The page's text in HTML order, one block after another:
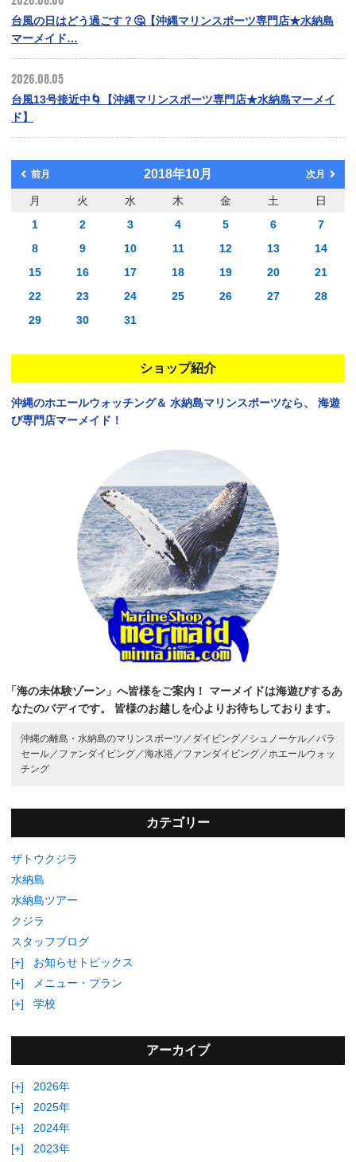
台風の日はどう過ごす？🤔【沖縄マリンスポーツ専門店★水納島
マーメイド…
2026.08.05
台風13号接近中🌀【沖縄マリンスポーツ専門店★水納島マーメイ
ド】
前月 2018年10月 次月
月 火 水 木 金 土
日
1
2 3 4 5 6
7
8
9 10 11 12 13
14
15
16 17 18 19 20
21
22
23 24 25 26 27
28
29
30 31
ショップ紹介
沖縄のホエールウォッチング＆ 水納島マリンスポーツなら、
海遊
び専門店マーメイド！
「海の未体験ゾーン」へ皆様をご案内！
マーメイドは海遊びするあ
なたのバディです。
皆様のお越しを心よりお待ちしております。
沖縄の離島・水納島のマリンスポーツ／ ダイビング／ シュノーケル／パラ
セール／ ファンダイビング／海水浴／ ファンダイビング／ホエールウォッ
チング
カテゴリー
ザトウクジラ
水納島
水納島ツアー
クジラ
スタッフブログ
[+]
お知らせトピックス
[+]
メニュー・プラン
[+]
学校
アーカイブ
[+]
2026年
[+]
2025年
[+]
2024年
[+]
2023年